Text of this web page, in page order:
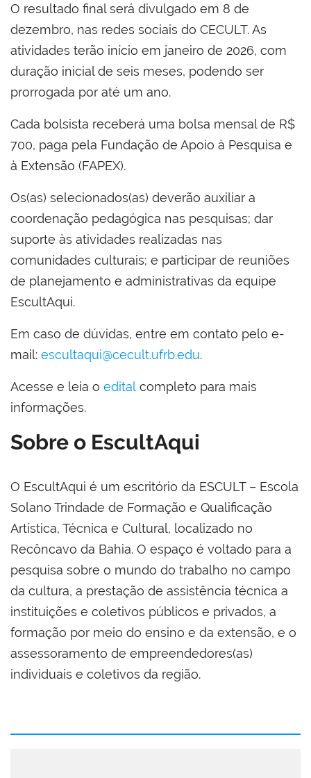
O resultado final será divulgado em 8 de
dezembro, nas redes sociais do CECULT. As
atividades terão início em janeiro de 2026, com
duração inicial de seis meses, podendo ser
prorrogada por até um ano.
Cada bolsista receberá uma bolsa mensal de R$
700, paga pela Fundação de Apoio à Pesquisa e
à Extensão (FAPEX).
Os(as) selecionados(as) deverão auxiliar a
coordenação pedagógica nas pesquisas; dar
suporte às atividades realizadas nas
comunidades culturais; e participar de reuniões
de planejamento e administrativas da equipe
EscultAqui.
Em caso de dúvidas, entre em contato pelo e-
mail: escultaqui@cecult.ufrb.edu.
Acesse e leia o edital completo para mais
informações.
Sobre o EscultAqui
O EscultAqui é um escritório da ESCULT – Escola
Solano Trindade de Formação e Qualificação
Artística, Técnica e Cultural, localizado no
Recôncavo da Bahia. O espaço é voltado para a
pesquisa sobre o mundo do trabalho no campo
da cultura, a prestação de assistência técnica a
instituições e coletivos públicos e privados, a
formação por meio do ensino e da extensão, e o
assessoramento de empreendedores(as)
individuais e coletivos da região.